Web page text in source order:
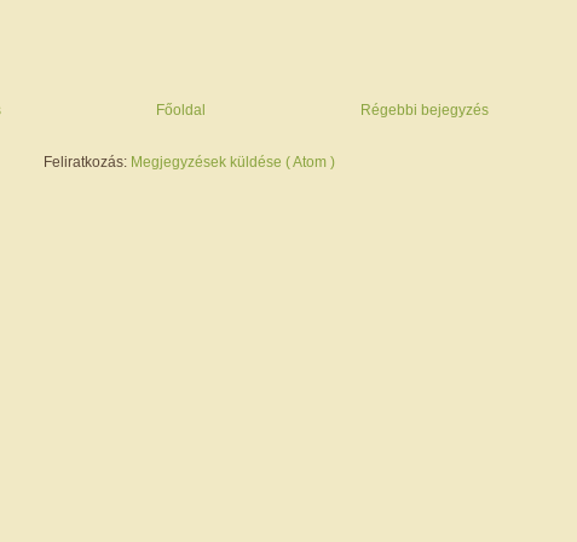
Régebbi bejegyzés
Főoldal
Feliratkozás: Megjegyzések küldése ( Atom )